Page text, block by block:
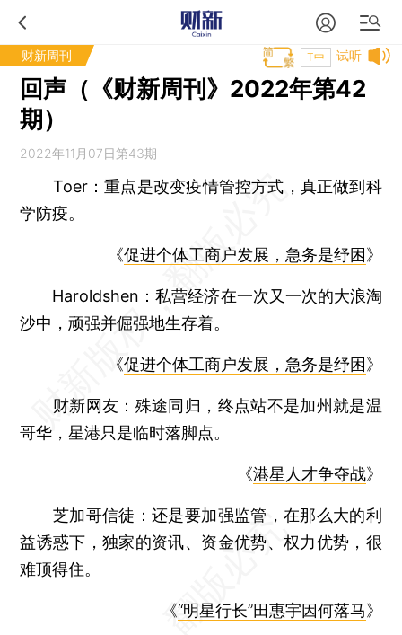
财新周刊 试听
T中
回声（《财新周刊》2022年第42
期）
2022年11月07日第43期
Toer：重点是改变疫情管控方式，真正做到科
学防疫。
《促进个体工商户发展，急务是纾困》
Haroldshen：私营经济在一次又一次的大浪淘
沙中，顽强并倔强地生存着。
《促进个体工商户发展，急务是纾困》
财新网友： 殊途同归，终点站不是加州就是温
哥华，星港只是临时落脚点。
《港星人才争夺战》
芝加哥信徒：还是要加强监管，在那么大的利
益诱惑下，独家的资讯、资金优势、权力优势，很
难顶得住。
《“明星行长”田惠宇因何落马》